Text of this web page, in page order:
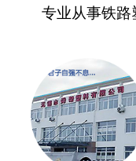
专业从事铁路